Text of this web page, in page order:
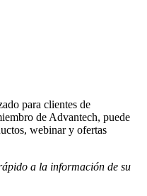
para clientes de
de Advantech, puede
webinar y ofertas
a la información de su